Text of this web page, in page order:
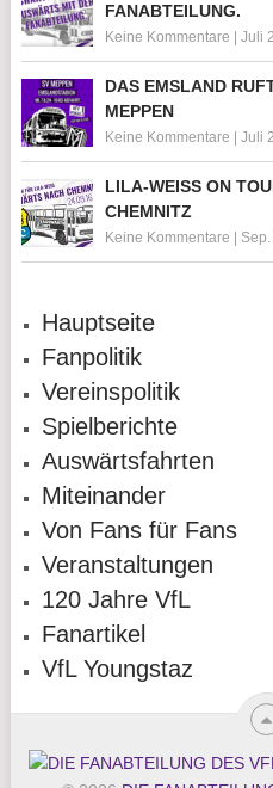
FANABTEILUNG.
Keine Kommentare Juli
DAS EMSLAND
MEPPEN
Keine Kommentare Juli
LILA-WEISS ON
HEMNITZ
Keine Kommentare
Hauptseite
Fanpolitik
Vereinspolitik
Spielberichte
Auswärtsfahrten
Miteinander
Von Fans für Fans
Veranstaltungen
120 Jahre VfL
Fanartikel
VfL Youngstaz